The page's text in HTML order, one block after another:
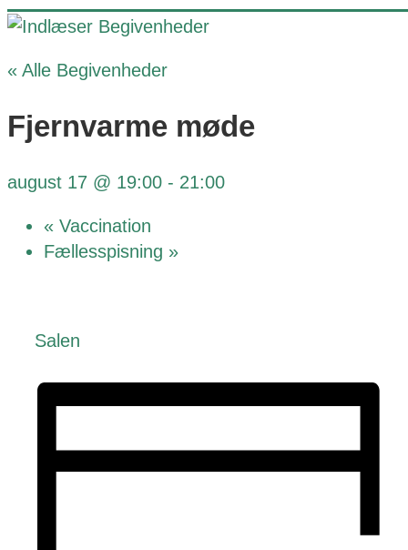
« Alle Begivenheder
Fjernvarme møde
august 17 @ 19:00 - 21:00
« Vaccination
Fællesspisning »
Salen